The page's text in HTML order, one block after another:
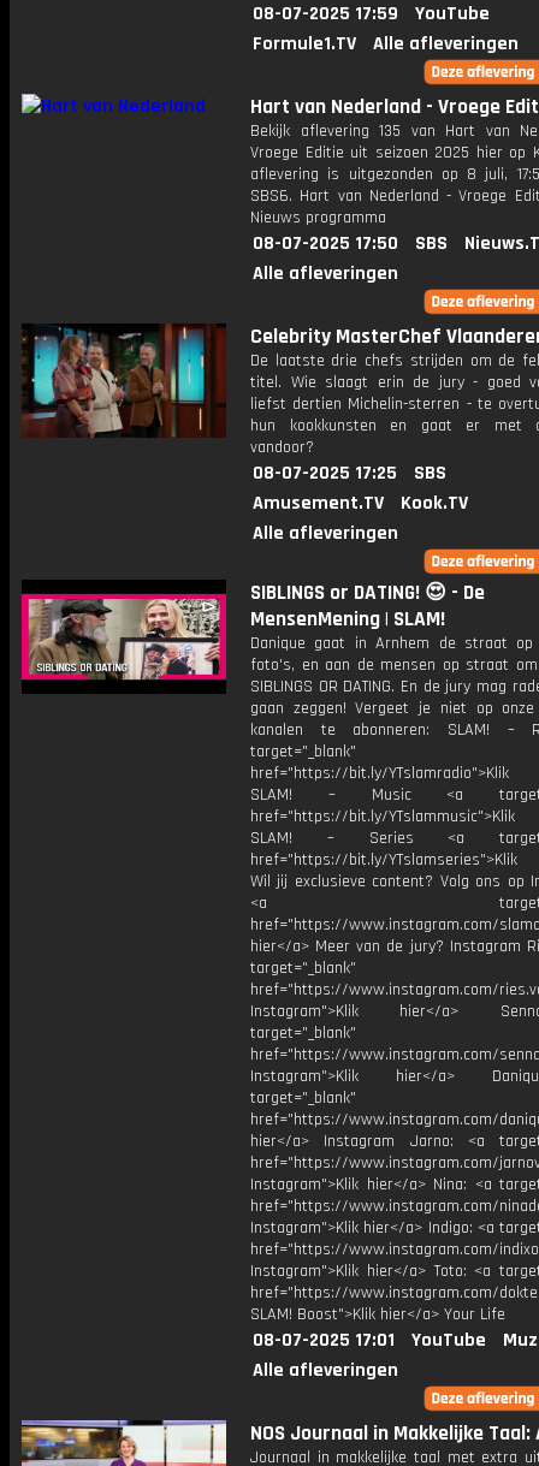
08-07-2025 17:59
YouTube
Formule1.TV
Alle afleveringen
Hart van Nederland - Vroege
Bekijk aflevering 135 van Hart van
Vroege Editie uit seizoen 2025 hier op
aflevering is uitgezonden op 8 juli,
SBS6. Hart van Nederland - Vroege
Nieuws programma
08-07-2025 17:50 SBS
Alle afleveringen
Celebrity MasterChef
De laatste drie chefs strijden om de
titel. Wie slaagt erin de jury - goed
liefst dertien Michelin-sterren - te
hun kookkunsten en gaat er met
vandoor?
08-07-2025 17:25
SBS
Amusement.TV
Kook.TV
Alle afleveringen
SIBLINGS or DATING! 😍 - De
MensenMening | SLAM!
Danique gaat in Arnhem de straat
foto's, en aan de mensen op straat
SIBLINGS OR DATING. En de jury mag
gaan zeggen! Vergeet je niet op onze
kanalen te abonneren: SLAM! –
target="_blank"
href="https://bit.ly/
SLAM! – Music <a
href="https://bit.ly/
SLAM! – Series <a
href="https://bit.ly/
Wil jij exclusieve content? Volg ons op
<a
href="https://www.instagram.com/
hier</a> Meer van de jury? Instagram
target="_blank"
href="https://www.instagram.com/
Instagram">Klik hier</a>
target="_blank"
href="https://www.instagram.com/
Instagram">Klik hier</a>
target="_blank"
href="https://www.instagram.com/
hier</a> Instagram Jarno: <a
href="https://www.instagram.com/
Instagram">Klik hier</a> Nina: <a
href="https://www.instagram.com/
Instagram">Klik hier</a> Indigo: <a
href="https://www.instagram.com/
Instagram">Klik hier</a> Toto: <a
href="https://www.instagram.com/
SLAM! Boost">Klik hier</a> Your Life
08-07-2025 17:01 YouTube
Alle afleveringen
NOS Journaal in Makkelijke Taal:
Journaal in makkelijke taal met extra